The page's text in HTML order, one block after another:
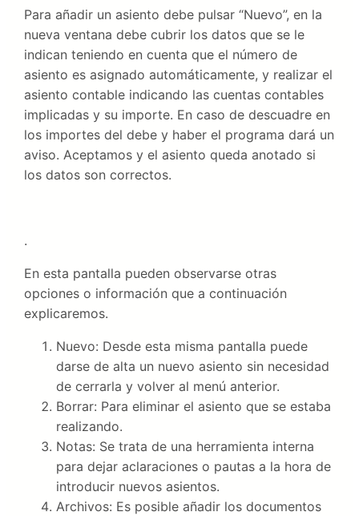
Para añadir un asiento debe pulsar “Nuevo”, en la
nueva ventana debe cubrir los datos que se le
indican teniendo en cuenta que el número de
asiento es asignado automáticamente, y realizar el
asiento contable indicando las cuentas contables
implicadas y su importe. En caso de descuadre en
los importes del debe y haber el programa dará un
aviso. Aceptamos y el asiento queda anotado si
los datos son correctos.
.
En esta pantalla pueden observarse otras
opciones o información que a continuación
explicaremos.
Nuevo: Desde esta misma pantalla puede
darse de alta un nuevo asiento sin necesidad
de cerrarla y volver al menú anterior.
Borrar: Para eliminar el asiento que se estaba
realizando.
Notas: Se trata de una herramienta interna
para dejar aclaraciones o pautas a la hora de
introducir nuevos asientos.
Archivos: Es posible añadir los documentos